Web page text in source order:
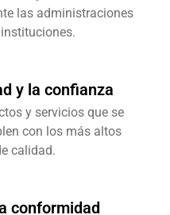
las administraciones
y la confianza
y servicios que se
con los más altos
calidad.
conformidad